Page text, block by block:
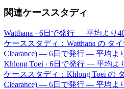
関連ケーススタディ
Watthana · 6日で発行 — 平均より
ケーススタディ：Watthana の タ
Clearance) — 6日で発行 — 平均よ
Khlong Toei · 6日で発行 — 平均よ
ケーススタディ：Khlong Toei の
Clearance) — 6日で発行 — 平均よ